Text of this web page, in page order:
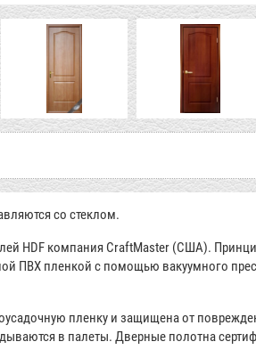
со стеклом.
HDF компания CraftMaster (США).
ПВХ пленкой с помощью вакуумного
пленку и защищена от
в палеты. Дверные полотна